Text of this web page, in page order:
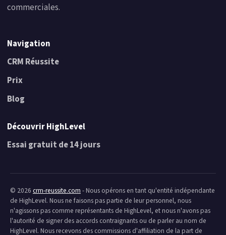
commerciales.
Navigation
CRM Réussite
Prix
Blog
Découvrir HighLevel
Essai gratuit de 14 jours
© 2026 crm-reussite.com - Nous opérons en tant qu'entité indépendante
de HighLevel. Nous ne faisons pas partie de leur personnel, nous
n'agissons pas comme représentants de HighLevel, et nous n'avons pas
l'autorité de signer des accords contraignants ou de parler au nom de
HighLevel. Nous recevons des commissions d'affiliation de la part de